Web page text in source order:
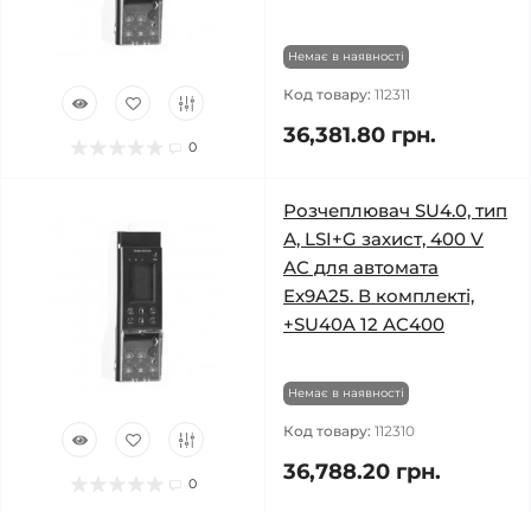
0
Немає в наявності
Код товару: 112311
36,381.80 грн.
0
Розчеплювач SU4.0, тип
А, LSI+G захист, 400 V
AC для автомата
Ex9A25. В комплекті,
+SU40A 12 AC400
Немає в наявності
Код товару: 112310
36,788.20 грн.